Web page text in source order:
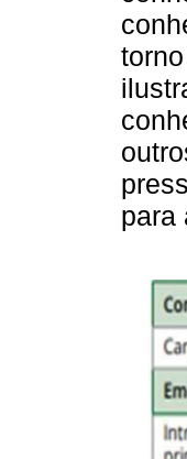
para